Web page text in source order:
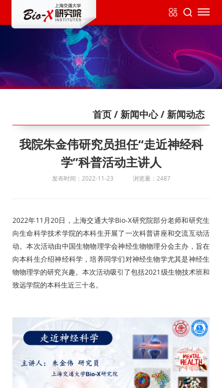
首页/ 新闻中心/ 新闻动态
我院朱金伟研究员担任“走近神经科
学”科普活动主讲人
发布时间：2022-11-23 浏览量：2487
2022年11月20日，上海交通大学Bio-X研究院部分老师和研究生
向生命科学技术学院的本科生开展了一次科普讲座和交流互动活
动。本次活动由中国生物物理学会神经生物物理分会主办，旨在
向本科生介绍神经科学，培养同学们对神经生物学尤其是神经生
物物理学的研究兴趣。本次活动吸引了包括2021级生物技术班和
致远学院的本科生近三十名。